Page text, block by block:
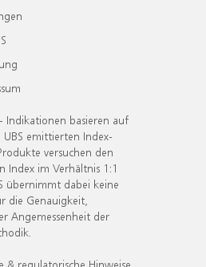
Indikationen basieren auf
emittierten Index-
versuchen den
Index im Verhältnis 1:1
übernimmt dabei keine
die Genauigkeit,
Angemessenheit der